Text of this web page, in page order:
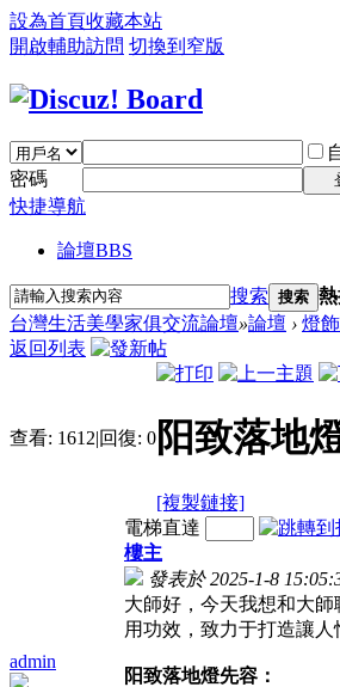
設為首頁收藏本站
開啟輔助訪問 切換到窄版
密碼
快捷導航
論壇BBS
搜索 搜索
台灣生活美學家俱交流論壇»論壇 › 燈
返回列表
查看: 1612|回復: 0 阳致落地
[複製鏈接]
admin
電梯直達
樓主
發表於 2025-1-8
大師好，今天我想和大
用功效，致力于打造讓
阳致落地燈先容：